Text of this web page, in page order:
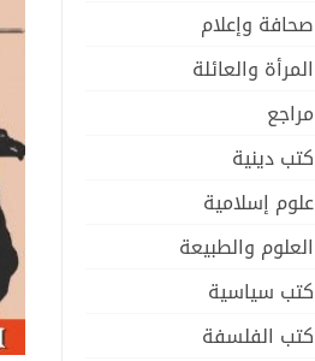
صحافة وإعلام
المرأة والعائلة
مراجع
كتب دينية
علوم إسلامية
العلوم والطبيعة
كتب سياسية
كتب الفلسفة